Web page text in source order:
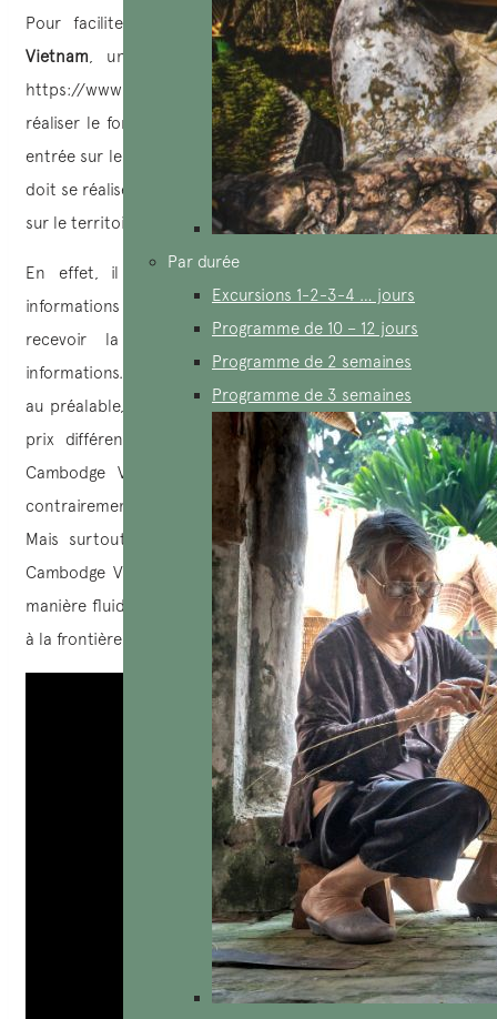
Par durée
Excursions 1-2-3-4 … jours
Programme de 10 – 12 jours
Programme de 2 semaines
Programme de 3 semaines
Pour faciliter votre passage à lafrontière Cambodge
Vietnam , un
a été mis en place sur le site
https://www.evisa.gov.kh/, vous permettant alors de
réaliser le formulaire de celui-ci au préalable avant votre
entrée sur le territoire. Pour des raisons évidentes, celui-ci
doit se réaliser au moins deux semaines avant votre entrée
sur le territoire.
En effet, il y a un délais dans l’expertisassions des
informations que vous allez inscrire, et surtout pour
recevoir la confirmation , et la vérification des
informations. De plus, c’est plus avantageux de le réaliser
au préalable, même encourager. Cela se voit au niveau du
prix différent qu’un visa fait sur place à la frontière
Cambodge Vietnam qui vous coûtera environ 50 $ ,
contrairement aux démarches sur internet au prix de 37$.
Mais surtout, c’est pour le temps passé à la frontière
Cambodge Vietnam, avec le e-visa tout se déroulera de
manière fluide et rapidement, que de le faire directement
à la frontière !